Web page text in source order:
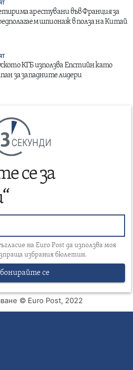
арестувани във Франция за
шпионаж в полза на Китай
КГБ използва Епстийн като
за западните лидери
СЕКУНДИ
се за
на Euro Post да използва моя
избрания бюлетин.
се
© Euro Post, 2022